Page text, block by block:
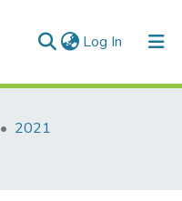
Log In (current)
2021